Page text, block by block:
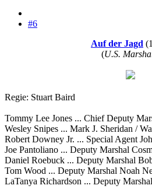
#6
Auf der Jagd
(U.S.
Regie: Stuart Baird
Tommy Lee Jones ... Chief Deputy
Wesley Snipes ... Mark J. Sheridan /
Robert Downey Jr. ... Special Agent
Joe Pantoliano ... Deputy Marshal
Daniel Roebuck ... Deputy Marshal
Tom Wood ... Deputy Marshal Noah
LaTanya Richardson ... Deputy